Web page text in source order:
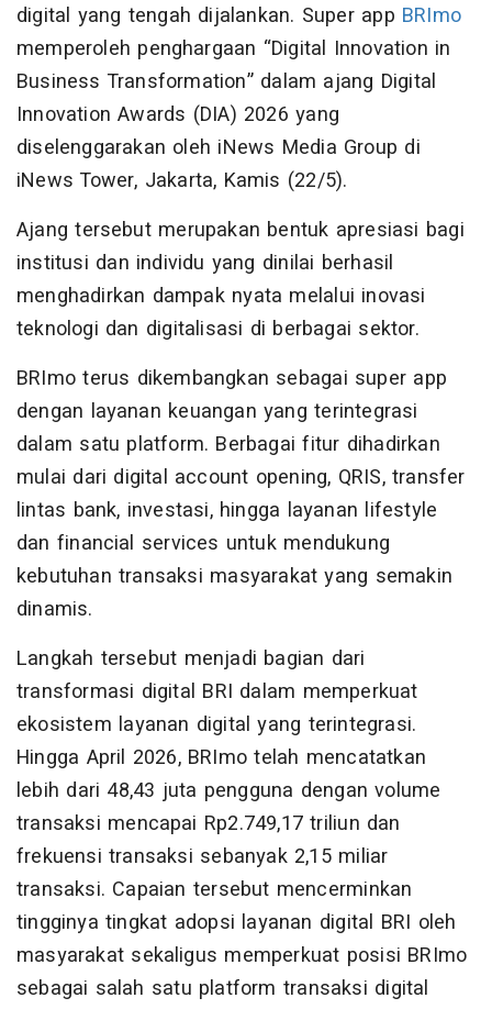
digital yang tengah dijalankan. Super app BRImo
memperoleh penghargaan “Digital Innovation in
Business Transformation” dalam ajang Digital
Innovation Awards (DIA) 2026 yang
diselenggarakan oleh iNews Media Group di
iNews Tower, Jakarta, Kamis (22/5).
Ajang tersebut merupakan bentuk apresiasi bagi
institusi dan individu yang dinilai berhasil
menghadirkan dampak nyata melalui inovasi
teknologi dan digitalisasi di berbagai sektor.
BRImo terus dikembangkan sebagai super app
dengan layanan keuangan yang terintegrasi
dalam satu platform. Berbagai fitur dihadirkan
mulai dari digital account opening, QRIS, transfer
lintas bank, investasi, hingga layanan lifestyle
dan financial services untuk mendukung
kebutuhan transaksi masyarakat yang semakin
dinamis.
Langkah tersebut menjadi bagian dari
transformasi digital BRI dalam memperkuat
ekosistem layanan digital yang terintegrasi.
Hingga April 2026, BRImo telah mencatatkan
lebih dari 48,43 juta pengguna dengan volume
transaksi mencapai Rp2.749,17 triliun dan
frekuensi transaksi sebanyak 2,15 miliar
transaksi. Capaian tersebut mencerminkan
tingginya tingkat adopsi layanan digital BRI oleh
masyarakat sekaligus memperkuat posisi BRImo
sebagai salah satu platform transaksi digital